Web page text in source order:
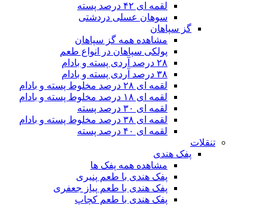
لقمه ای ۴۲ درصد پسته
سوهان عسلی دردشتی
گز سپاهان
مشاهده همه گز سپاهان
پولکی سپاهان در انواع طعم
۲۸ درصد آردی پسته و بادام
۳۸ درصد آردی پسته و بادام
لقمه ای ۲۸ درصد مخلوط پسته و بادام
لقمه ای ۱۸ درصد مخلوط پسته و بادام
لقمه ای ۳۰ درصد پسته
لقمه ای ۳۸ درصد مخلوط پسته و بادام
لقمه ای ۴۰ درصد پسته
تنقلات
پفک هندی
مشاهده همه پفک ها
پفک هندی با طعم پنیری
پفک هندی با طعم پیاز جعفری
پفک هندی با طعم کچاپ